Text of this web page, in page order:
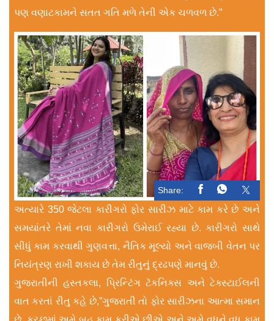
પણ વણાટકામને સતત ગતિ મળે તેની એક ચળવળ છે.”
Share:
અત્યારે 350 જેટલા કારીગરો ફોર સારીઝ માટે કામ કરે છે અને
સમયાંતરે તેમાં નવા કારીગરો ઉમેરાઈ રહ્યા છે. કારીગરો સાથે
સીધું કામ કરવાથી ગુણવત્તા, નૈતિક મૂલ્યો અને વાજબી વેતન પર
નિયંત્રણ રાખી શકાય છે તેમ રીતુનું દ્રઢપણે માનવું છે.
ગુજરાતીની હસ્તકલા, પ્રિન્ટિંગ ટૅકનિક્સ અને ટેક્સ્ટાઈલની
વાત કરતાં રીતુ કહે છે,”ગુજરાતી તો ફોર સારીઝના આત્મા સમાન